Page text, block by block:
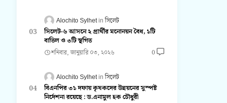
Alochito Sylhet সিলেট
সিলেট-৬ আসনে ২ প্রার্থীর মনোনয়ন বৈধ, ১টি
বাতিল ও ৩টি স্থগিত
শনিবার, জানুয়ারি ০৩, ২০২৬ 0
Alochito Sylhet সিলেট
বিএনপির ৩১ দফায় কৃষকদের উন্নয়নের সুস্পষ্ট
নির্দেশনা রয়েছে : ড.এনামুল হক চৌধুরী